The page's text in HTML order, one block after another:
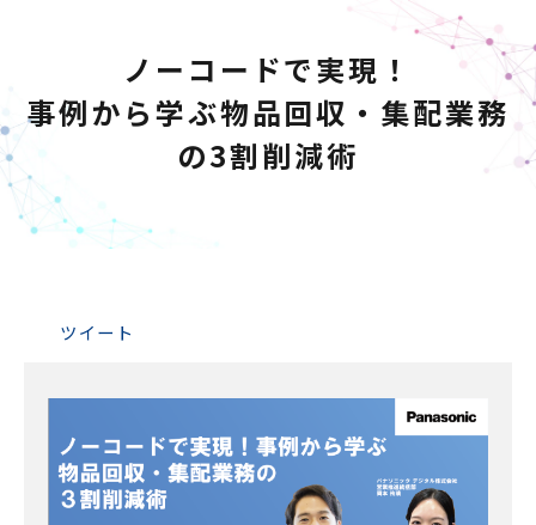
ノーコードで実現！
事例から学ぶ物品回収・集配業務
の3割削減術
ツイート